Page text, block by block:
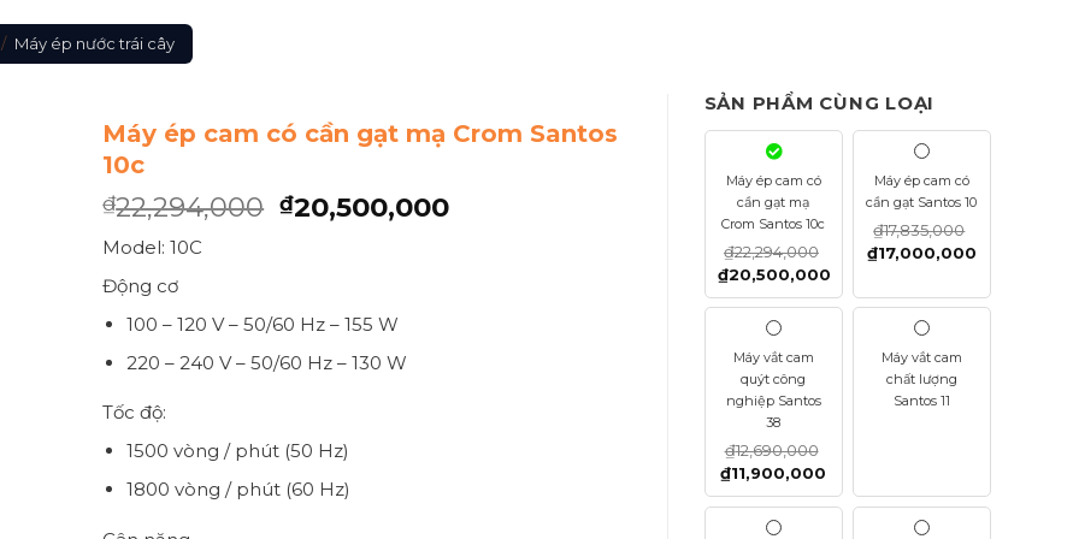
/ Máy ép nước trái cây
Máy ép cam có cần gạt mạ Crom Santos
10c
₫22,294,000 ₫20,500,000
Model: 10C
Động cơ
100 – 120 V – 50/60 Hz – 155 W
220 – 240 V – 50/60 Hz – 130 W
Tốc độ:
1500 vòng / phút (50 Hz)
1800 vòng / phút (60 Hz)
SẢN PHẨM CÙNG LOẠI
Máy ép cam có
cần gạt mạ
Crom Santos 10c
₫22,294,000
₫20,500,000
Máy ép cam có
cần gạt Santos 10
₫17,835,000
₫17,000,000
Máy vắt cam
quýt công
nghiệp Santos
38
₫12,690,000
₫11,900,000
Máy vắt cam
chất lượng
Santos 11